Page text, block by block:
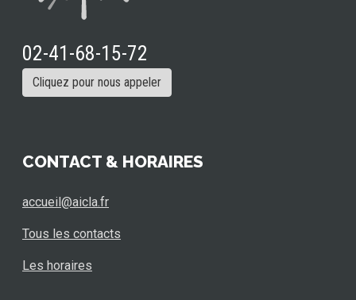
02-41-68-15-72
Cliquez pour nous appeler
CONTACT & HORAIRES
accueil@aicla.fr
Tous les contacts
Les horaires